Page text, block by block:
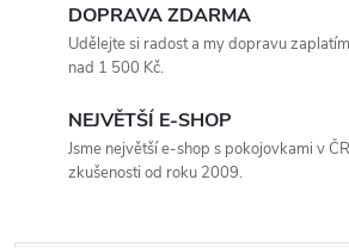
DOPRAVA ZDARMA
Udělejte si radost a my dopravu
nad 1 500 Kč.
NEJVĚTŠÍ E-SHOP
Jsme největší e-shop s pokojovkami v
zkušenosti od roku 2009.